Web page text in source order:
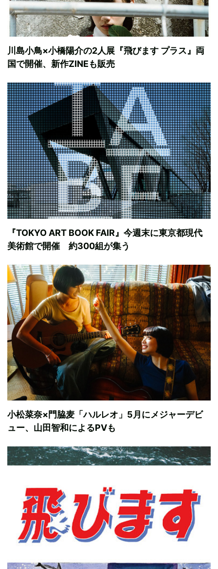
川島小鳥×小橋陽介の2人展『飛びます プラス』両
国で開催、新作ZINEも販売
『TOKYO ART BOOK FAIR』今週末に東京都現代
美術館で開催 約300組が集う
小松菜奈×門脇麦「ハルレオ」5月にメジャーデビ
ュー、山田智和によるPVも